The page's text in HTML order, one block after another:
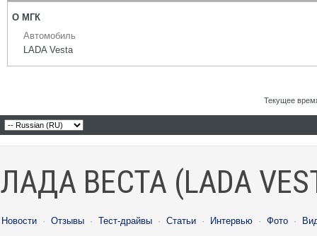
О МГК
Автомобиль
LADA Vesta
Текущее
ЛАДА ВЕСТА (LADA
Новости · Отзывы · Тест-драйвы · Статьи · Интервью · Фото ·